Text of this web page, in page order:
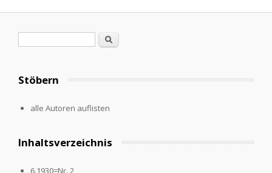
Search
Stöbern
alle Autoren auflisten
Inhaltsverzeichnis
6.1930=Nr. 2